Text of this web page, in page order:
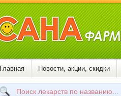
Главная Новости, акции, скидки